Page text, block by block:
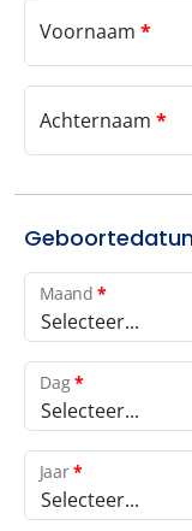
Voornaam *
Achternaam *
Selecteer...
Maand *
Selecteer...
Dag*
Selecteer...
Jaar*